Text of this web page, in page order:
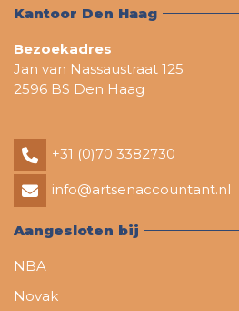
Kantoor Den Haag
Bezoekadres
Jan van Nassaustraat 125
2596 BS Den Haag
+31 (0)70 3382730
info@artsenaccountant.nl
Aangesloten bij
NBA
Novak